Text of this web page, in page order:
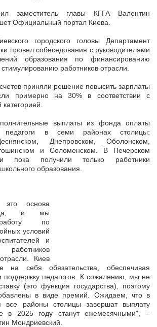
заместитель главы КГГА Валентин
Официальный портал Киева.
городского головы Департамент
провел собеседования с руководителями
образования по финансированию
работников отрасли.
приняли решение повысить зарплаты
примерно на 30% в соответствии с
выплаты из фонда оплаты
педагоги в семи районах столицы:
Днепровском, Оболонском,
и Соломенском. В Печерском
пока получили только работники
образования.
это основа
и мы
по
условий
и
Киев
на себя обязательства, обеспечивая
поддержку педагогов. К сожалению, мы не
(это функция государства), поэтому
в виде премий. Ожидаем, что в
все районы столицы завершат выплату
в 2025 году станут ежемесячными", –
Мондриевский.